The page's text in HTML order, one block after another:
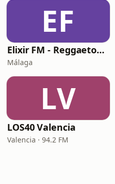
EF
Elixir FM - Reggaeton Party
Málaga
LV
LOS40 Valencia
Valencia · 94.2 FM